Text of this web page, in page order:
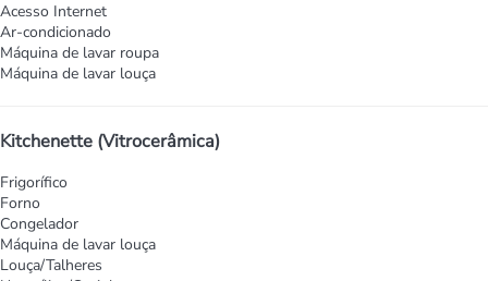
Acesso Internet
Ar-condicionado
Máquina de lavar roupa
Máquina de lavar louça
Kitchenette (Vitrocerâmica)
Frigorífico
Forno
Congelador
Máquina de lavar louça
Louça/Talheres